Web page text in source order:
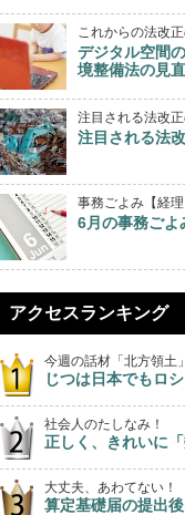
これからの法改
デジタル空間
境整備法の見
注目される法改
注目される法
事務ごよみ【経理
6月の事務ごよ
アクセスランキング
今週の話材「北方領土」
じつは日本でもロ
社会人のたしなみ！
正しく、きれいに
大丈夫、あわてない！
算定基礎届の提出